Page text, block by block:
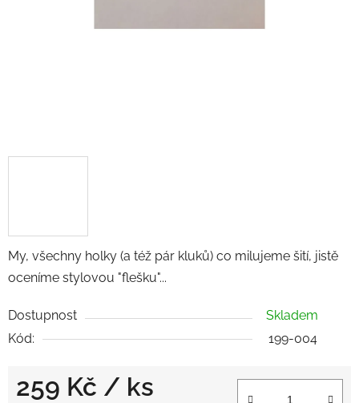
My, všechny holky (a též pár kluků) co milujeme šití, jistě
oceníme stylovou "flešku"...
Dostupnost
Skladem
Kód:
199-004
259 Kč / ks